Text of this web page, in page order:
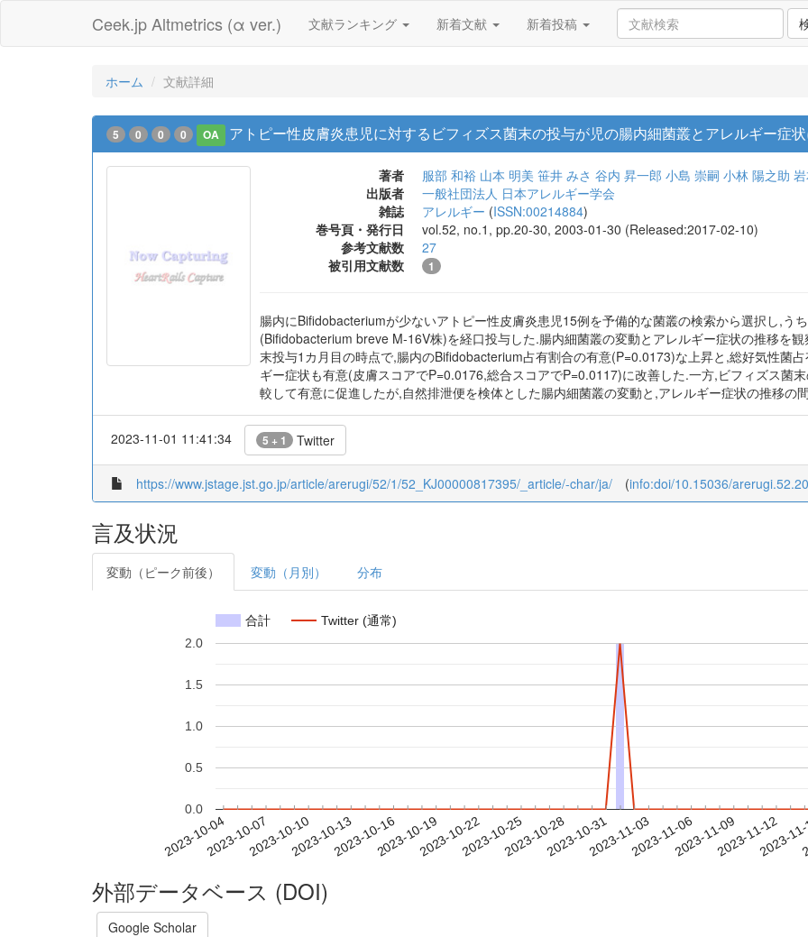
Ceek.jp Altmetrics (α ver.) 文献ランキング 新着文献 新着投稿
ホーム 文献詳細
5 0 0 0 OA アトピー性皮膚炎患児に対するビフィズス菌末の投与が児の腸内細菌叢とアレルギー症
著者 服部 和裕 山本 明美 笹井 みさ 谷内 昇一郎 小島 崇嗣 小林 陽之助
出版者
一般社団法人 日本アレルギー学会
雑誌
アレルギー (ISSN:00214884)
巻号頁・発行日
vol.52, no.1, pp.20-30, 2003-01-30 (Released:2017-02-10)
参考文献数
27
被引用文献数
1
腸内にBifidobacteriumが少ないアトピー性皮膚炎患児15例を予備的な菌叢の検索から選択し,う
(Bifidobacterium breve M-16V株)を経口投与した.腸内細菌叢の変動とアレルギー症状の推移を
末投与1カ月目の時点で,腸内のBifidobacterium占有割合の有意(P=0.0173)な上昇と,総好気性菌
ギー症状も有意(皮膚スコアでP=0.0176,総合スコアでP=0.0117)に改善した.一方,ビフィズス菌
較して有意に促進したが,自然排泄便を検体とした腸内細菌叢の変動と,アレルギー症状の推移の
2023-11-01 11:41:34 5 + 1 Twitter
https://www.jstage.jst.go.jp/article/arerugi/52/1/52_KJ00000817395/_article/-char/ja/ (info:doi/10.15036/arerugi.52.20
言及状況
変動（ピーク前後） 変動（月別） 分布
合計 Twitter (通常)
2023-10-042023-10-072023-10-102023-10-132023-10-162023-10-192023-10-222023-10-252023-10-282023-10-312023-11-032023-11-062023-11-092023-11-12
2023-
0.0
0.5
1.0
1.5
2.0
外部データベース (DOI)
Google Scholar